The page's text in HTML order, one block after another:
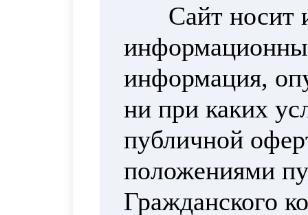
Сайт носит
информация,
ни при каких
публичной
положениями
Гражданского